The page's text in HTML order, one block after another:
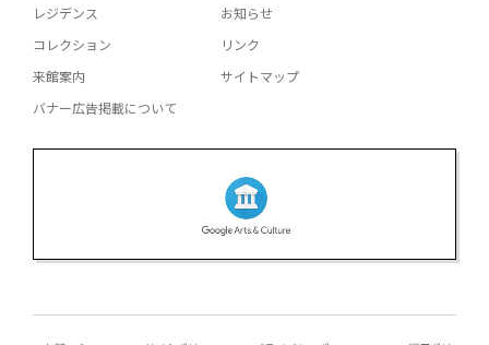
レジデンス
コレクション
来館案内
バナー広告掲載について
お知らせ
リンク
サイトマップ